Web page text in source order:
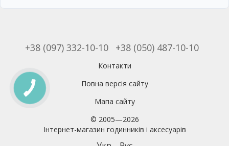
+38 (097) 332-10-10 +38 (050) 487-10-10
Контакти
Повна версія сайту
Мапа сайту
© 2005—2026
Інтернет-магазин годинників і аксесуарів